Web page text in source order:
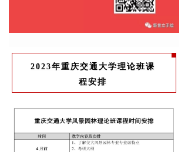
2023年重庆交通大学理论班课
程安排